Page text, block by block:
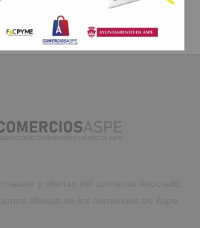
irure dolor in reprehenderit
velit.Lorem ipsum dolor
consectetur adipisicing
ullamco laboris nisi ut
ea commodo consequat.
irure dolor in reprehenderit.